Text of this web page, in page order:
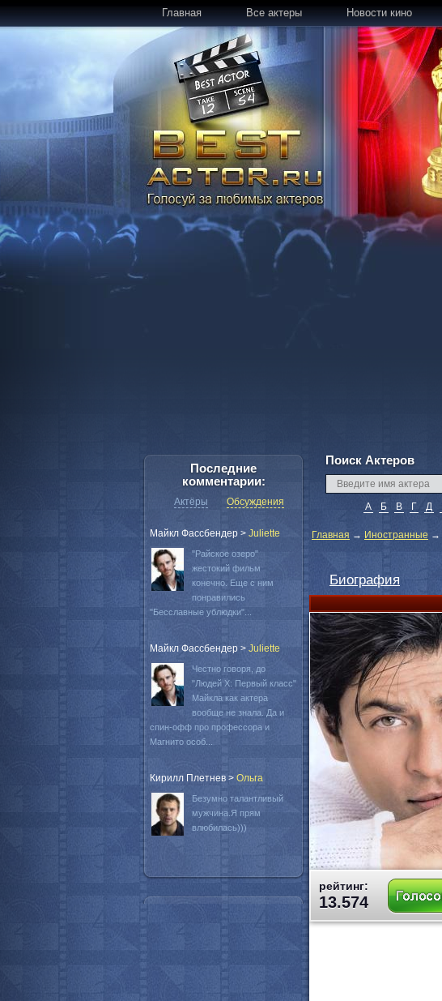
Главная Все актеры Новости кино
Поиск Актеров
А Б В Г Д
Главная → Иностранные →
Биография
рейтинг:
13.574
Последние
комментарии:
Актёры Обсуждения
Майкл Фассбендер > Juliette
"Райское озеро"
жестокий фильм
конечно. Еще с ним
понравились
"Бесславные ублюдки"...
Майкл Фассбендер > Juliette
Честно говоря, до
"Людей Х: Первый класс"
Майкла как актера
вообще не знала. Да и
спин-офф про профессора и
Магнито особ...
Кирилл Плетнев > Oльга
Безумно талантливый
мужчина.Я прям
влюбилась)))